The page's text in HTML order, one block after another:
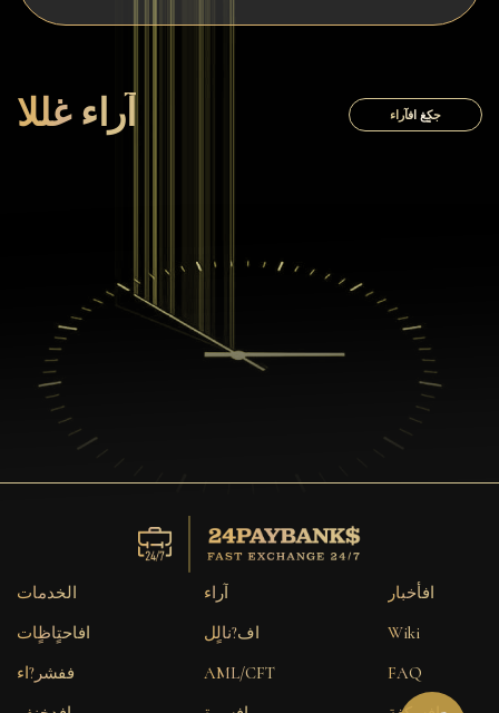
آراء غللا جكٍغ افآراء
الخدمات
افاحتٍاظٍات
ففشر?اء
آراء
اف?نالٍل
AML/CFT
افأخبار
Wiki
FAQ